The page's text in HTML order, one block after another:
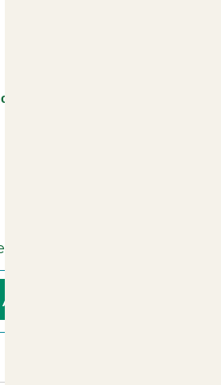
24/48 Ore Lavorative
Sempre a tua
AGGIUNGI A CARRELLO